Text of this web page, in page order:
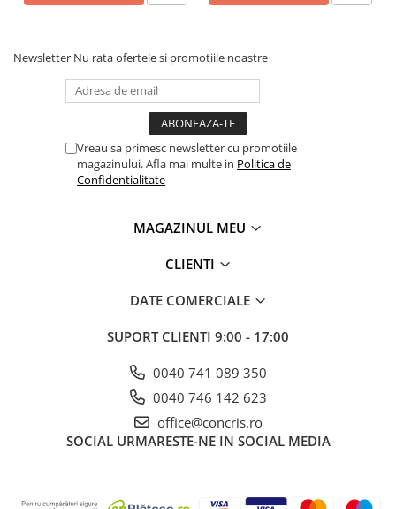
Newsletter Nu rata ofertele si promotiile noastre
Vreau sa primesc newsletter cu promotiile
magazinului. Afla mai multe in Politica de
Confidentialitate
MAGAZINUL MEU
CLIENTI
DATE COMERCIALE
SUPORT CLIENTI 9:00 - 17:00
0040 741 089 350
0040 746 142 623
office@concris.ro
SOCIAL URMARESTE-NE IN SOCIAL MEDIA